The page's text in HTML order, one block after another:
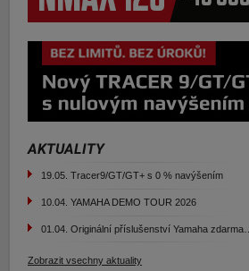
AKTUALITY
19.05. Tracer9/GT/GT+ s 0 % navýšením
10.04. YAMAHA DEMO TOUR 2026
01.04. Originální příslušenství Yamaha zdarma…
Zobrazit vsechny aktuality